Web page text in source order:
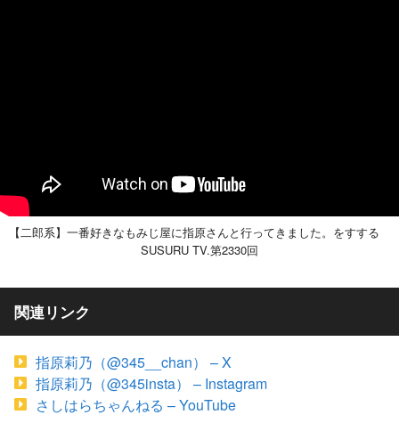
【二郎系】一番好きなもみじ屋に指原さんと行ってきました。をすする
SUSURU TV.第2330回
関連リンク
指原莉乃（@345__chan） – X
指原莉乃（@345insta） – Instagram
さしはらちゃんねる – YouTube